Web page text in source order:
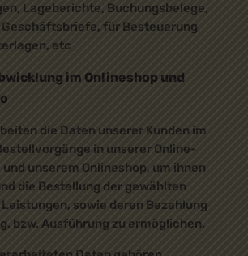
Lageberichte, Buchungsbelege,
für Besteuerung
etc
im Onlineshop und
die Daten unserer Kunden im
in unserer Online-
unserem Onlineshop, um ihnen
die Bestellung der gewählten
sowie deren Bezahlung
bzw. Ausführung zu ermöglichen.